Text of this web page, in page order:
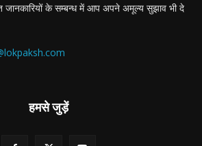
जानकारियों के सम्बन्ध में आप अपने अमूल्य सुझाव भी दे
हमसे जुड़ें